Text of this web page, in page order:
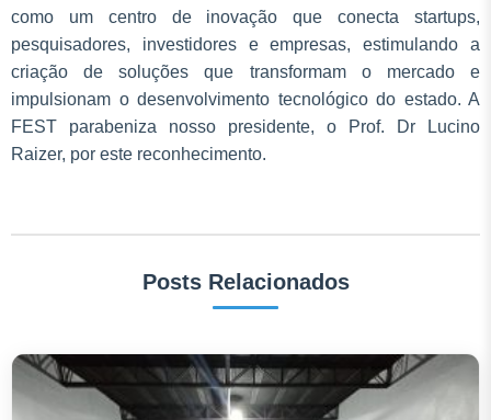
como um centro de inovação que conecta startups,
pesquisadores, investidores e empresas, estimulando a
criação de soluções que transformam o mercado e
impulsionam o desenvolvimento tecnológico do estado. A
FEST parabeniza nosso presidente, o Prof. Dr Lucino
Raizer, por este reconhecimento.
Posts Relacionados